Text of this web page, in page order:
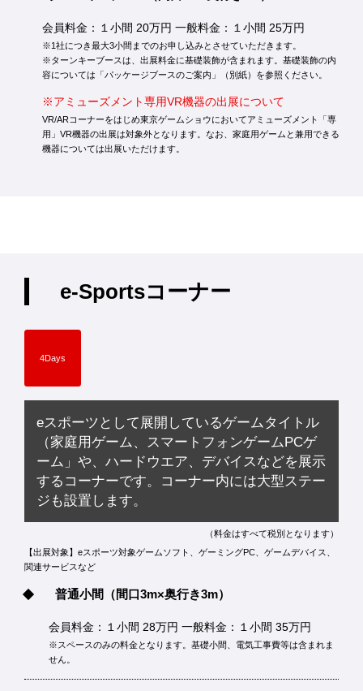
会員料金：１小間 20万円 一般料金：１小間 25万円
※1社につき最大3小間までのお申し込みとさせていただきます。
※ターンキーブースは、出展料金に基礎装飾が含まれます。基礎装飾の内
容については「パッケージブースのご案内」（別紙）を参照ください。
※アミューズメント専用VR機器の出展について
VR/ARコーナーをはじめ東京ゲームショウにおいてアミューズメント「専
用」VR機器の出展は対象外となります。なお、家庭用ゲームと兼用できる
機器については出展いただけます。
e-Sportsコーナー
4Days
eスポーツとして展開しているゲームタイトル
（家庭用ゲーム、スマートフォンゲームPCゲ
ーム」や、ハードウエア、デバイスなどを展示
するコーナーです。コーナー内には大型ステー
ジも設置します。
（料金はすべて税別となります）
【出展対象】eスポーツ対象ゲームソフト、ゲーミングPC、ゲームデバイス、
関連サービスなど
普通小間 （間口3m×奥行き3m）
会員料金：１小間 28万円 一般料金：１小間 35万円
※スペースのみの料金となります。基礎小間、電気工事費等は含まれま
せん。